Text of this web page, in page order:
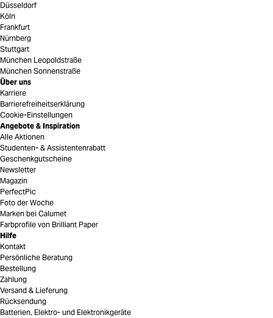
Düsseldorf
Köln
Frankfurt
Nürnberg
Stuttgart
München Leopoldstraße
München Sonnenstraße
Über uns
Karriere
Barrierefreiheitserklärung
Cookie-Einstellungen
Angebote & Inspiration
Alle Aktionen
Studenten- & Assistentenrabatt
Geschenkgutscheine
Newsletter
Magazin
PerfectPic
Foto der Woche
Marken bei Calumet
Farbprofile von Brilliant Paper
Hilfe
Kontakt
Persönliche Beratung
Bestellung
Zahlung
Versand & Lieferung
Rücksendung
Batterien, Elektro- und Elektronikgeräte